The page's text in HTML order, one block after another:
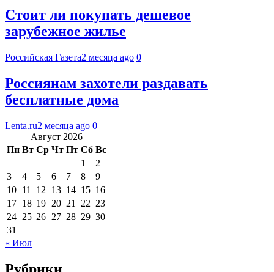
Стоит ли покупать дешевое
зарубежное жилье
Российская Газета2 месяца ago 0
Россиянам захотели раздавать
бесплатные дома
Lenta.ru2 месяца ago 0
Август 2026
Пн Вт Ср Чт Пт Сб Вс
1
2
3
4 5 6 7 8
9
10 11 12 13 14 15 16
17 18 19 20 21 22 23
24 25 26 27 28 29 30
31
« Июл
Рубрики